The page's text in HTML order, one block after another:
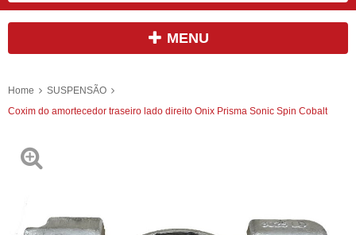
MENU
Home
SUSPENSÃO
Coxim do amortecedor traseiro lado direito Onix Prisma Sonic Spin Cobalt